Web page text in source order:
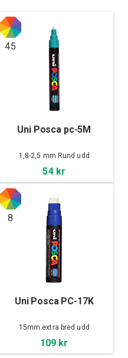
45
Uni Posca pc-5M
1,8-2,5 mm Rund udd
54 kr
8
Uni Posca PC-17K
15mm extra bred udd
109 kr